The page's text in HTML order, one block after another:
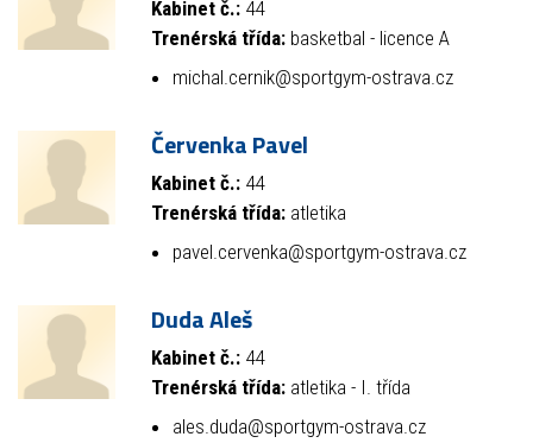
Kabinet č.: 44
Trenérská třída: basketbal - licence A
michal.cernik@sportgym-ostrava.cz
Červenka Pavel
Kabinet č.: 44
Trenérská třída: atletika
pavel.cervenka@sportgym-ostrava.cz
Duda Aleš
Kabinet č.: 44
Trenérská třída: atletika - I. třída
ales.duda@sportgym-ostrava.cz